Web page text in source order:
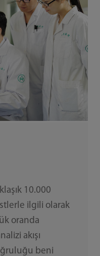
10.000
ilgili olarak
oranda
akışı
beni